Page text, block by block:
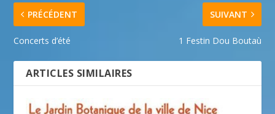
PRÉCÉDENT
Concerts d’été
SUIVANT
1 Festin Dou Boutaù
ARTICLES SIMILAIRES